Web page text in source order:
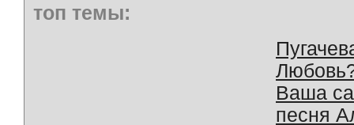
топ темы:
Ваша
песня